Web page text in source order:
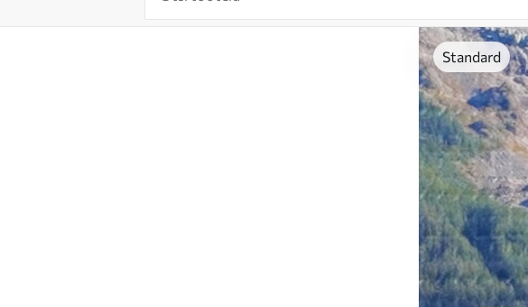
Standard